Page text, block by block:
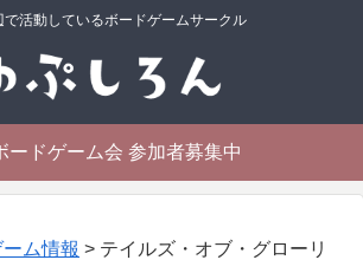
で活動しているボードゲームサークル
ードゲーム会 参加者募集中
ム情報 > テイルズ・オブ・グローリ